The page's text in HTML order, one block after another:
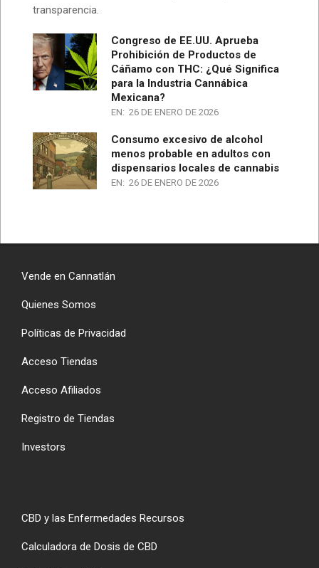
transparencia.
Congreso de EE.UU. Aprueba
Prohibición de Productos de
Cáñamo con THC: ¿Qué Significa
para la Industria Cannábica
Mexicana?
EN: 26 DE ENERO DE 2026
Consumo excesivo de alcohol
menos probable en adultos con
dispensarios locales de cannabis
EN: 26 DE ENERO DE 2026
Vende en Cannatlán
Quienes Somos
Políticas de Privacidad
Acceso Tiendas
Acceso Afiliados
Registro de Tiendas
Investors
CBD y las Enfermedades Recursos
Calculadora de Dosis de CBD